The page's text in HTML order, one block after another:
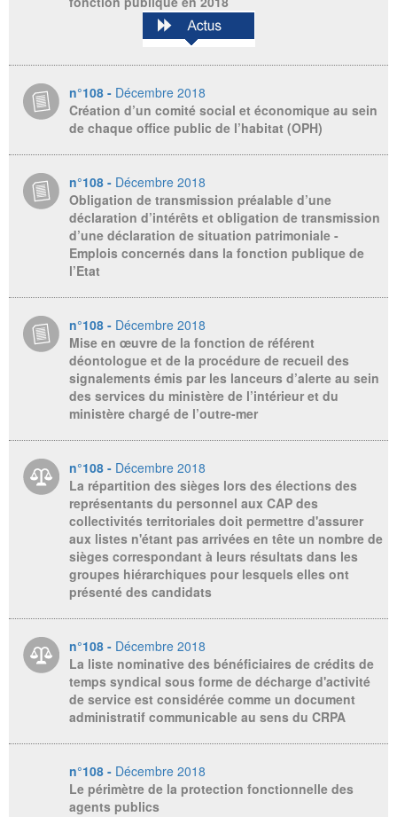
n°108 - Décembre 2018
Création d’un comité social et économique au sein
de chaque office public de l’habitat (OPH)
n°108 - Décembre 2018
Obligation de transmission préalable d’une
déclaration d’intérêts et obligation de transmission
d’une déclaration de situation patrimoniale -
Emplois concernés dans la fonction publique de
l’Etat
n°108 - Décembre 2018
Mise en œuvre de la fonction de référent
déontologue et de la procédure de recueil des
signalements émis par les lanceurs d’alerte au sein
des services du ministère de l’intérieur et du
ministère chargé de l’outre-mer
n°108 - Décembre 2018
La répartition des sièges lors des élections des
représentants du personnel aux CAP des
collectivités territoriales doit permettre d'assurer
aux listes n'étant pas arrivées en tête un nombre de
sièges correspondant à leurs résultats dans les
groupes hiérarchiques pour lesquels elles ont
présenté des candidats
n°108 - Décembre 2018
La liste nominative des bénéficiaires de crédits de
temps syndical sous forme de décharge d'activité
de service est considérée comme un document
administratif communicable au sens du CRPA
n°108 - Décembre 2018
Le périmètre de la protection fonctionnelle des
agents publics